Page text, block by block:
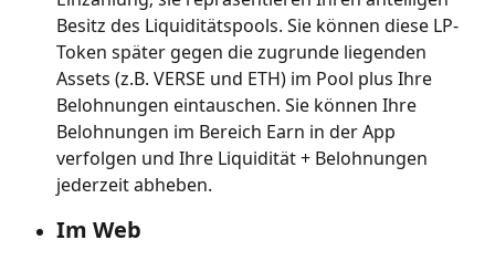
Besitz des Liquiditätspools. Sie können diese LP-
Token später gegen die zugrunde liegenden
Assets (z.B. VERSE und ETH) im Pool plus Ihre
Belohnungen eintauschen. Sie können Ihre
Belohnungen im Bereich Earn in der App
verfolgen und Ihre Liquidität + Belohnungen
jederzeit abheben.
Im Web